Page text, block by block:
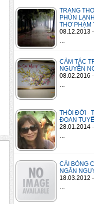
TRANG
PHÙN
THƠ PHẠM
08.12.2013
CẢM TÁC
NGUYỄN
08.02.2016
THÓI ĐỜI -
ĐOAN
28.01.2014
CÁI BÓNG
NGẮN
18.03.2012